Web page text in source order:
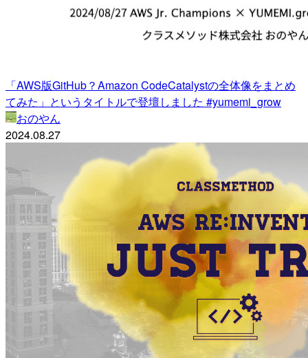
「AWS版GitHub？Amazon CodeCatalystの全体像をまとめ
てみた」というタイトルで登壇しました #yumemi_grow
おのやん
2024.08.27